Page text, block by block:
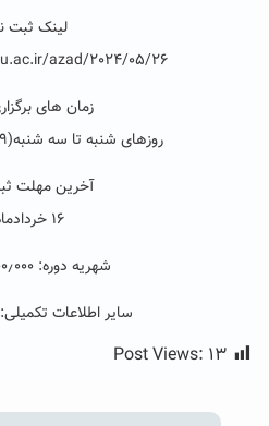
لینک ثبت
azad/2024/05/26/
زمان های
روزهای شنبه تا سه شنبه(۱۹ الی ۲۲ خردادماه)
آخرین مهلت
۱۶ خردادماه :
شهریه دوره: ۱۱٫۶۰۰٫۰۰۰ ریال
سایر اطلاعات تکمیلی: ۹-۴۴۰۱۲۸۷۸
Post Views: ۱۳